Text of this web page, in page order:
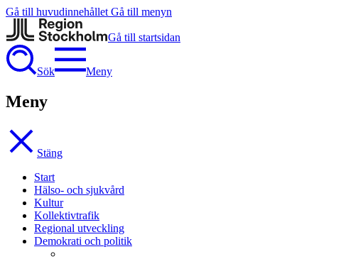
Gå till huvudinnehållet Gå till menyn
Gå till startsidan
Sök Meny
Meny
Stäng
Start
Hälso- och sjukvård
Kultur
Kollektivtrafik
Regional utveckling
Demokrati och politik